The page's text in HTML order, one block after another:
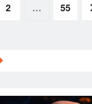
2 … 55